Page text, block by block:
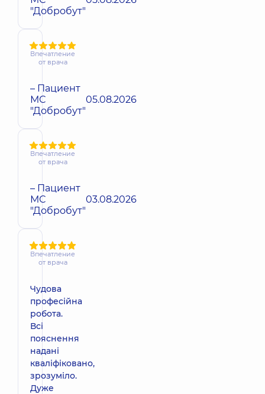
"Добробут"
Впечатление
от врача
– Пациент
МС
"Добробут"
05.08.2026
Впечатление
от врача
– Пациент
МС
"Добробут"
03.08.2026
Впечатление
от врача
Чудова
професійна
робота.
Всі
пояснення
надані
кваліфіковано,
зрозуміло.
Дуже